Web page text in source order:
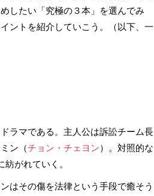
したい「究極の３本」を選んでみ
ントを紹介していこう。（以下、一
ラマである。主人公は訴訟チーム長
ン（チョン・チェヨン）。対照的な
がれていく。
はその傷を法律という手段で癒そう